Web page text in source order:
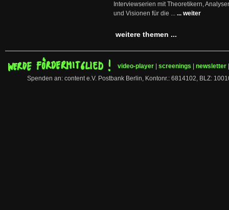
Interviewserien mit Theoretikern,
und Visionen für die ... ... weiter
weitere themen ...
video-player screenings newsletter
Spenden an: content e.V. Postbank Berlin, Kontonr.: 6814102, BLZ: